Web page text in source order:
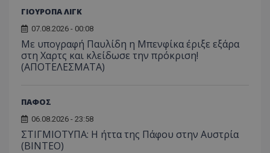
ΓΙΟΥΡΟΠΑ ΛΙΓΚ
07.08.2026 - 00:08
Με υπογραφή Παυλίδη η Μπενφίκα έριξε εξάρα
στη Χαρτς και κλείδωσε την πρόκριση!
(ΑΠΟΤΕΛΕΣΜΑΤΑ)
ΠΑΦΟΣ
06.08.2026 - 23:58
ΣΤΙΓΜΙΟΤΥΠΑ: Η ήττα της Πάφου στην Αυστρία
(ΒΙΝΤΕΟ)